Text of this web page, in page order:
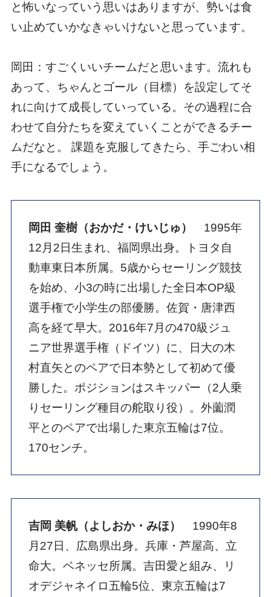
と怖いなっていう思いはありますが、勢いは食
い止めていかなきゃいけないと思っています。
岡田：すごくいいチームだと思います。流れも
あって、ちゃんとゴール（目標）を設定してそ
れに向けて成長していっている。その過程に合
わせて自分たちを変えていくことができるチー
ムだなと。 課題を克服してきたら、手ごわい相
手になるでしょう。
岡田 奎樹（おかだ・けいじゅ）
1995年
12月2日生まれ、福岡県出身。トヨタ自
動車東日本所属。5歳からセーリング競技
を始め、小3の時に出場した全日本OP級
選手権で小学生の部優勝。佐賀・唐津西
高を経て早大。2016年7月の470級ジュ
ニア世界選手権（ドイツ）に、日大の木
村直矢とのペアで日本勢として初めて優
勝した。ポジションはスキッパー（2人乗
りセーリング種目の舵取り役）。外薗潤
平とのペアで出場した東京五輪は7位。
170センチ。
吉岡 美帆（よしおか・みほ）
1990年8
月27日、広島県出身。兵庫・芦屋高、立
命大。ベネッセ所属。吉田愛と組み、リ
オデジャネイロ五輪5位、東京五輪は7